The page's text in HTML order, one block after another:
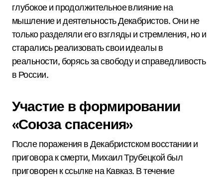
глубокое и продолжительное влияние на
мышление и деятельность Декабристов. Они не
только разделяли его взгляды и стремления, но и
старались реализовать свои идеалы в
реальности, борясь за свободу и справедливость
в России.
Участие в формировании
«Союза спасения»
После поражения в Декабристском восстании и
приговора к смерти, Михаил Трубецкой был
приговорен к ссылке на Кавказ. В течение